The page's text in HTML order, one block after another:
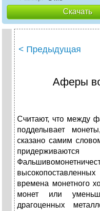
Скачать
< Предыдущая
Аферы
Считают, что между
подделывает
сказано самим
времена монетного
монет или
драгоценных